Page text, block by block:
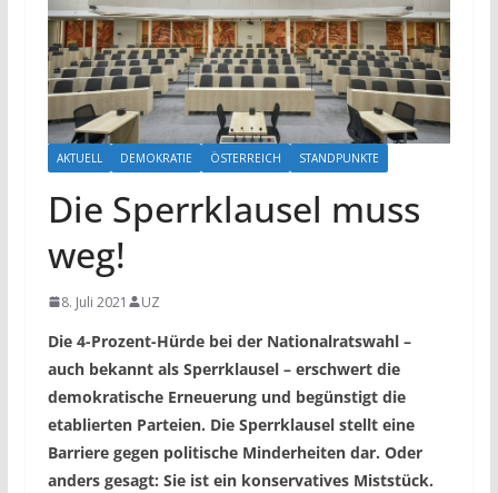
AKTUELL DEMOKRATIE ÖSTERREICH STANDPUNKTE
Die Sperrklausel muss
weg!
8. Juli 2021 UZ
Die 4-Prozent-Hürde bei der Nationalratswahl –
auch bekannt als Sperrklausel – erschwert die
demokratische Erneuerung und begünstigt die
etablierten Parteien. Die Sperrklausel stellt eine
Barriere gegen politische Minderheiten dar. Oder
anders gesagt: Sie ist ein konservatives Miststück.